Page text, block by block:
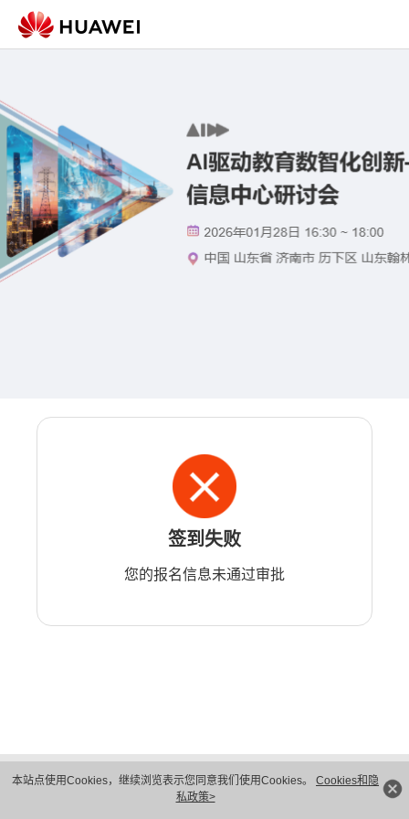
本站点使用Cookies，继续浏览表示您同意我们使用Cookies。 Cookies和隐
私政策>
签到失败
您的报名信息未通过审批
版权所有 © 华为技术有限公司 1998-2026。 保留一切权利。粤A2-20044005号
隐私保护